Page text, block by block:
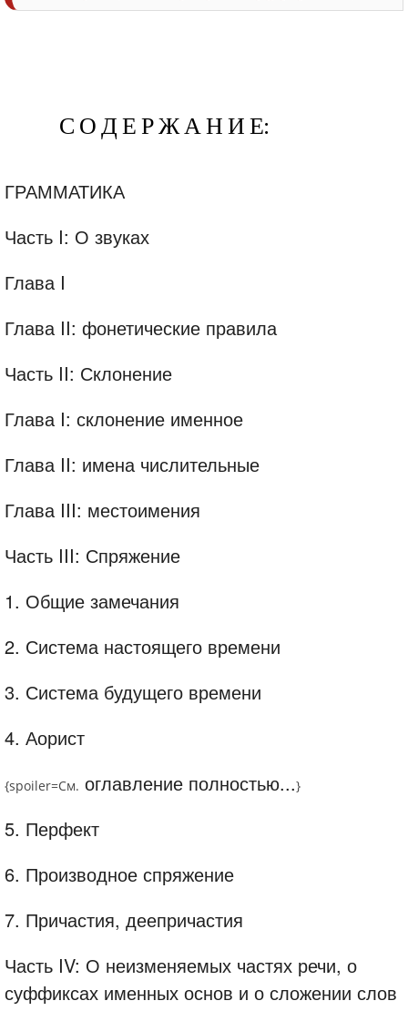
С О Д Е Р Ж А Н И Е:
ГРАММАТИКА
Часть I: О звуках
Глава I
Глава II: фонетические правила
Часть II: Склонение
Глава I: склонение именное
Глава II: имена числительные
Глава III: местоимения
Часть III: Спряжение
1. Общие замечания
2. Система настоящего времени
3. Система будущего времени
4. Аорист
{spoiler=См. оглавление полностью...}
5. Перфект
6. Производное спряжение
7. Причастия, деепричастия
Часть IV: О неизменяемых частях речи, о
суффиксах именных основ и о сложении слов